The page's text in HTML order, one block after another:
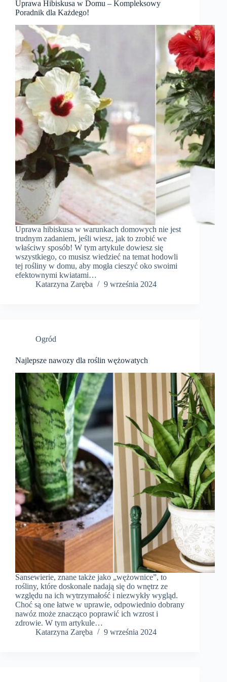
Uprawa Hibiskusa w Domu – Kompleksowy
Poradnik dla Każdego!
Uprawa hibiskusa w warunkach domowych nie jest
trudnym zadaniem, jeśli wiesz, jak to zrobić we
właściwy sposób! W tym artykule dowiesz się
wszystkiego, co musisz wiedzieć na temat hodowli
tej rośliny w domu, aby mogła cieszyć oko swoimi
efektownymi kwiatami…
Katarzyna Zaręba
9 września 2024
Ogród
Najlepsze nawozy dla roślin wężowatych
Sansewierie, znane także jako „wężownice”, to
rośliny, które doskonale nadają się do wnętrz ze
względu na ich wytrzymałość i niezwykły wygląd.
Choć są one łatwe w uprawie, odpowiednio dobrany
nawóz może znacząco poprawić ich wzrost i
zdrowie. W tym artykule…
Katarzyna Zaręba
9 września 2024